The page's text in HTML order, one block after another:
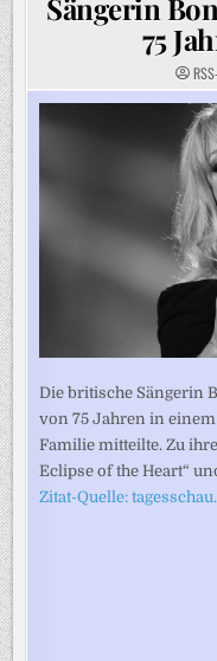
Sängerin
75
Die britische Sängerin
von 75 Jahren in
Familie mitteilte. Zu
Eclipse of the Heart“
Zitat-Quelle: